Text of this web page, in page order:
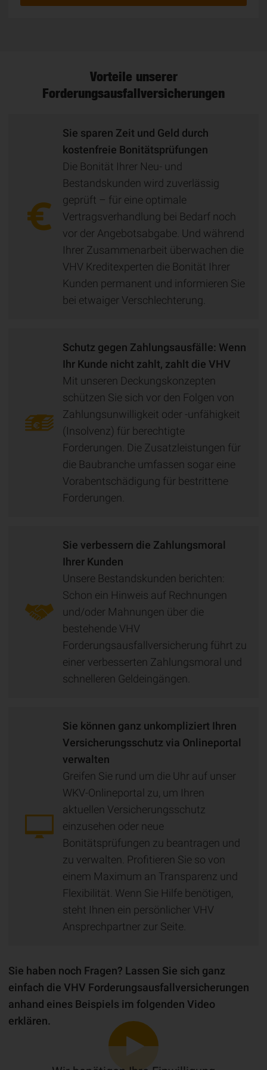
Vorteile unserer
Forderungsausfallversicherungen
Sie sparen Zeit und Geld durch
kostenfreie Bonitätsprüfungen
Die Bonität Ihrer Neu- und
Bestandskunden wird zuverlässig
geprüft – für eine optimale
Vertragsverhandlung bei Bedarf noch
vor der Angebotsabgabe. Und während
Ihrer Zusammenarbeit überwachen die
VHV Kreditexperten die Bonität Ihrer
Kunden permanent und informieren Sie
bei etwaiger Verschlechterung.
Schutz gegen Zahlungsausfälle: Wenn
Ihr Kunde nicht zahlt, zahlt die VHV
Mit unseren Deckungskonzepten
schützen Sie sich vor den Folgen von
Zahlungsunwilligkeit oder -unfähigkeit
(Insolvenz) für berechtigte
Forderungen. Die Zusatzleistungen für
die Baubranche umfassen sogar eine
Vorabentschädigung für bestrittene
Forderungen.
Sie verbessern die Zahlungsmoral
Ihrer Kunden
Unsere Bestandskunden berichten:
Schon ein Hinweis auf Rechnungen
und/oder Mahnungen über die
bestehende VHV
Forderungsausfallversicherung führt zu
einer verbesserten Zahlungsmoral und
schnelleren Geldeingängen.
Sie können ganz unkompliziert Ihren
Versicherungsschutz via Onlineportal
verwalten
Greifen Sie rund um die Uhr auf unser
WKV-Onlineportal zu, um Ihren
aktuellen Versicherungsschutz
einzusehen oder neue
Bonitätsprüfungen zu beantragen und
zu verwalten. Profitieren Sie so von
einem Maximum an Transparenz und
Flexibilität. Wenn Sie Hilfe benötigen,
steht Ihnen ein persönlicher VHV
Ansprechpartner zur Seite.
Sie haben noch Fragen? Lassen Sie sich ganz
einfach die VHV Forderungsausfallversicherungen
anhand eines Beispiels im folgenden Video
erklären.